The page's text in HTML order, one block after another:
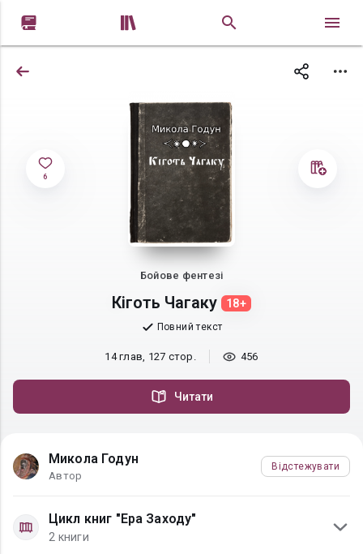
 
6
Бойове фентезі
Кіготь Чагаку 18+
Повний текст
14 глав, 127 стор. 456
Читати
Микола Годун
Автор
Відстежувати
Цикл книг "Ера Заходу"
2 книги